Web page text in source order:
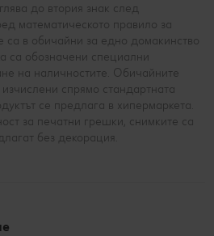
до втория знак след
математическото правило за
са в обичайни за едно домакинство
са обозначени специални
на наличностите. Обичайните
спрямо стандартната
се предлага в хипермаркета.
за печатни грешки, снимките са
без декорация.